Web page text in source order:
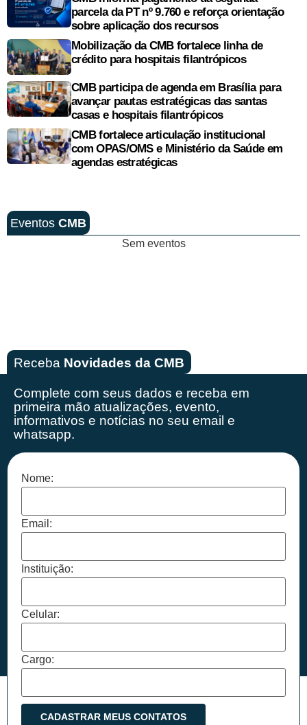
parcela da PT nº 9.760 e reforça orientação
sobre aplicação dos recursos
Mobilização da CMB fortalece linha de
crédito para hospitais filantrópicos
CMB participa de agenda em Brasília para
avançar pautas estratégicas das santas
casas e hospitais filantrópicos
CMB fortalece articulação institucional
com OPAS/OMS e Ministério da Saúde em
agendas estratégicas
Eventos CMB
Sem eventos
Receba Novidades da CMB
Complete com seus dados e receba em
primeira mão atualizações, evento,
informativos e notícias no seu email e
whatsapp.
Nome:
Email:
Instituição:
Celular:
Cargo: